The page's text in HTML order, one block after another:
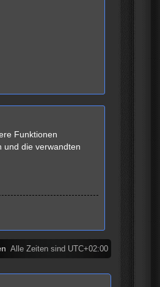
Funktionen
und die verwandten
Alle Zeiten sindUTC+02:00